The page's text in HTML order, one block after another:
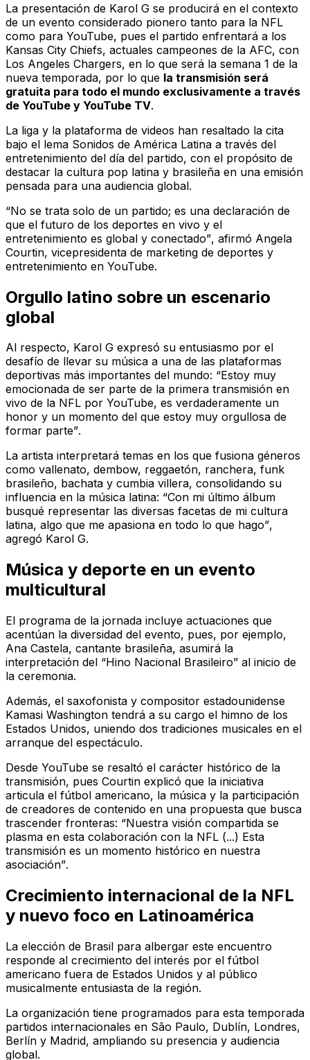
La presentación de Karol G se producirá en el contexto
de un evento considerado pionero tanto para la NFL
como para YouTube, pues el partido enfrentará a los
Kansas City Chiefs, actuales campeones de la AFC, con
Los Angeles Chargers, en lo que será la semana 1 de la
nueva temporada, por lo que la transmisión será
gratuita para todo el mundo exclusivamente a través
de YouTube y YouTube TV.
La liga y la plataforma de videos han resaltado la cita
bajo el lema Sonidos de América Latina a través del
entretenimiento del día del partido, con el propósito de
destacar la cultura pop latina y brasileña en una emisión
pensada para una audiencia global.
“No se trata solo de un partido; es una declaración de
que el futuro de los deportes en vivo y el
entretenimiento es global y conectado”, afirmó Angela
Courtin, vicepresidenta de marketing de deportes y
entretenimiento en YouTube.
Orgullo latino sobre un escenario
global
Al respecto, Karol G expresó su entusiasmo por el
desafío de llevar su música a una de las plataformas
deportivas más importantes del mundo: “Estoy muy
emocionada de ser parte de la primera transmisión en
vivo de la NFL por YouTube, es verdaderamente un
honor y un momento del que estoy muy orgullosa de
formar parte”.
La artista interpretará temas en los que fusiona géneros
como vallenato, dembow, reggaetón, ranchera, funk
brasileño, bachata y cumbia villera, consolidando su
influencia en la música latina: “Con mi último álbum
busqué representar las diversas facetas de mi cultura
latina, algo que me apasiona en todo lo que hago”,
agregó Karol G.
Música y deporte en un evento
multicultural
El programa de la jornada incluye actuaciones que
acentúan la diversidad del evento, pues, por ejemplo,
Ana Castela, cantante brasileña, asumirá la
interpretación del “Hino Nacional Brasileiro” al inicio de
la ceremonia.
Además, el saxofonista y compositor estadounidense
Kamasi Washington tendrá a su cargo el himno de los
Estados Unidos, uniendo dos tradiciones musicales en el
arranque del espectáculo.
Desde YouTube se resaltó el carácter histórico de la
transmisión, pues Courtin explicó que la iniciativa
articula el fútbol americano, la música y la participación
de creadores de contenido en una propuesta que busca
trascender fronteras: “Nuestra visión compartida se
plasma en esta colaboración con la NFL (...) Esta
transmisión es un momento histórico en nuestra
asociación”.
Crecimiento internacional de la NFL
y nuevo foco en Latinoamérica
La elección de Brasil para albergar este encuentro
responde al crecimiento del interés por el fútbol
americano fuera de Estados Unidos y al público
musicalmente entusiasta de la región.
La organización tiene programados para esta temporada
partidos internacionales en São Paulo, Dublín, Londres,
Berlín y Madrid, ampliando su presencia y audiencia
global.